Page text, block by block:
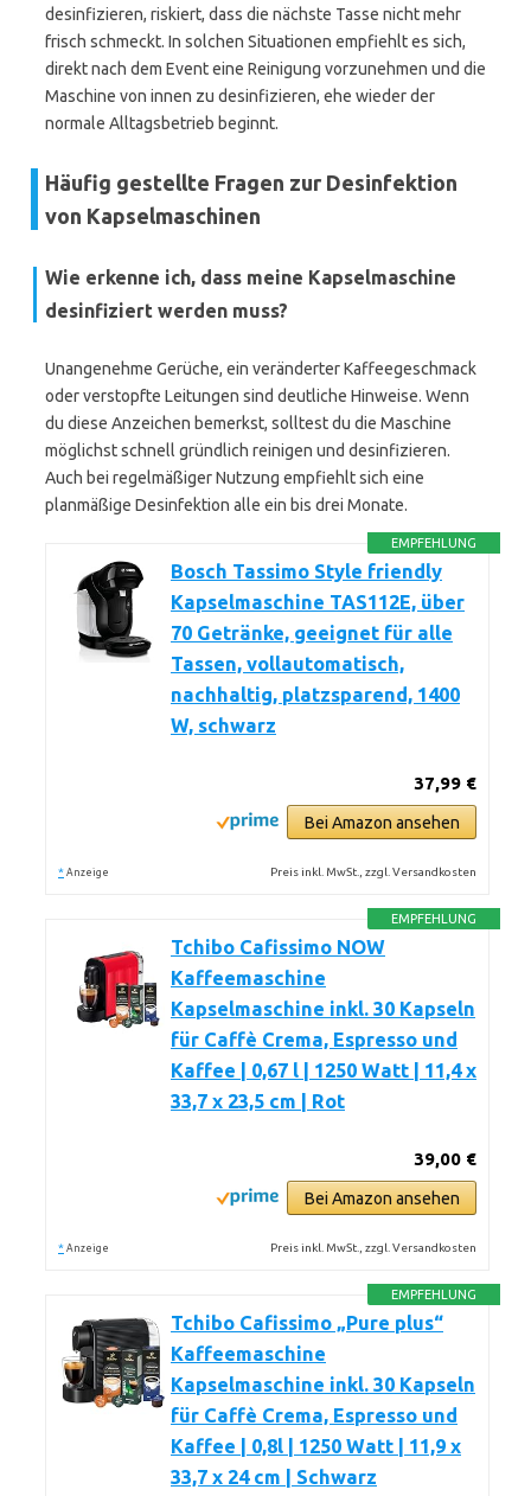
desinfizieren, riskiert, dass die nächste Tasse nicht mehr
frisch schmeckt. In solchen Situationen empfiehlt es sich,
direkt nach dem Event eine Reinigung vorzunehmen und die
Maschine von innen zu desinfizieren, ehe wieder der
normale Alltagsbetrieb beginnt.
Häufig gestellte Fragen zur Desinfektion
von Kapselmaschinen
Wie erkenne ich, dass meine Kapselmaschine
desinfiziert werden muss?
Unangenehme Gerüche, ein veränderter Kaffeegeschmack
oder verstopfte Leitungen sind deutliche Hinweise. Wenn
du diese Anzeichen bemerkst, solltest du die Maschine
möglichst schnell gründlich reinigen und desinfizieren.
Auch bei regelmäßiger Nutzung empfiehlt sich eine
planmäßige Desinfektion alle ein bis drei Monate.
EMPFEHLUNG
Bosch Tassimo Style friendly
Kapselmaschine TAS112E, über
70 Getränke, geeignet für alle
Tassen, vollautomatisch,
nachhaltig, platzsparend, 1400
W, schwarz
37,99 €
Bei Amazon ansehen
* Anzeige Preis inkl. MwSt., zzgl. Versandkosten
EMPFEHLUNG
Tchibo Cafissimo NOW
Kaffeemaschine
Kapselmaschine inkl. 30 Kapseln
für Caffè Crema, Espresso und
Kaffee | 0,67 l | 1250 Watt | 11,4 x
33,7 x 23,5 cm | Rot
39,00 €
Bei Amazon ansehen
* Anzeige Preis inkl. MwSt., zzgl. Versandkosten
EMPFEHLUNG
Tchibo Cafissimo „Pure plus“
Kaffeemaschine
Kapselmaschine inkl. 30 Kapseln
für Caffè Crema, Espresso und
Kaffee | 0,8l | 1250 Watt | 11,9 x
33,7 x 24 cm | Schwarz